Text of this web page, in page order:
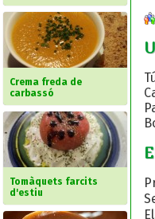
Crema freda de
carbassó
Tomàquets farcits
d'estiu